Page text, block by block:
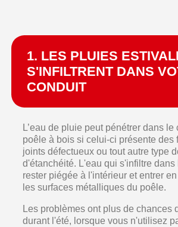
1. LES PLUIES
S'INFILTRENT DANS
CONDUIT
L’eau de pluie peut pénétrer dans le
poêle à bois si celui-ci présente des
joints défectueux ou tout autre type
d'étanchéité. L'eau qui s'infiltre
rester piégée à l'intérieur et entrer
les surfaces métalliques du poêle.
Les problèmes ont plus de chances
durant l'été, lorsque vous n'utilisez